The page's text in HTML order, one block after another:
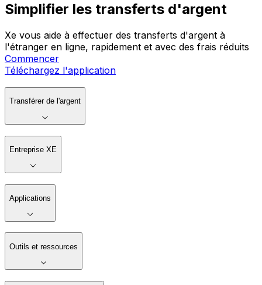
Simplifier les transferts d'argent
Xe vous aide à effectuer des transferts d'argent à
l'étranger en ligne, rapidement et avec des frais réduits
Commencer
Téléchargez l'application
Transférer de l'argent
Entreprise XE
Applications
Outils et ressources